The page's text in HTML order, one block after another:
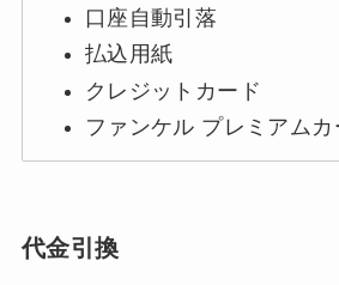
口座自動引落
払込用紙
クレジットカード
ファンケル プレミアムカ
代金引換